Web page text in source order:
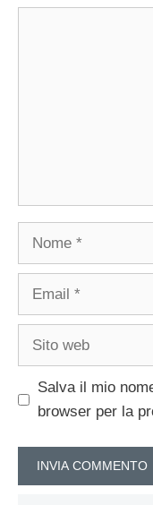
Nome
Email
Sito
Salva il mio
browser per la